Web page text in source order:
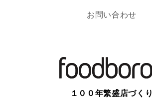
お問い合わせ
１００年繁盛店づくり